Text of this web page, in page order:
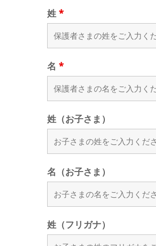
姓 *
名 *
姓（お子さま）
名（お子さま）
姓（フリガナ）